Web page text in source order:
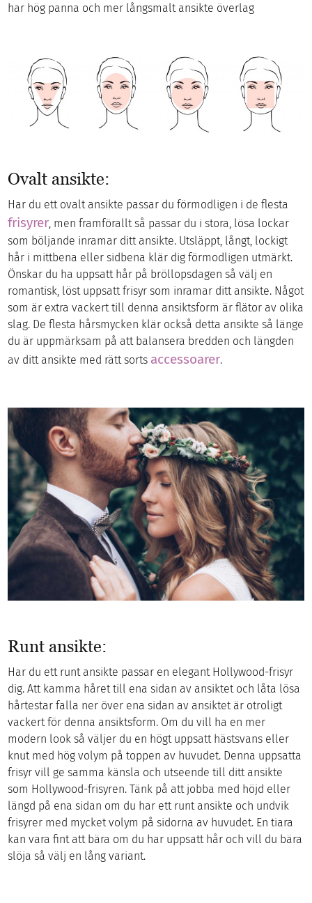
har hög panna och mer långsmalt ansikte överlag
Ovalt ansikte:
Har du ett ovalt ansikte passar du förmodligen i de flesta
frisyrer, men framförallt så passar du i stora, lösa lockar
som böljande inramar ditt ansikte. Utsläppt, långt, lockigt
hår i mittbena eller sidbena klär dig förmodligen utmärkt.
Önskar du ha uppsatt hår på bröllopsdagen så välj en
romantisk, löst uppsatt frisyr som inramar ditt ansikte. Något
som är extra vackert till denna ansiktsform är flätor av olika
slag. De flesta hårsmycken klär också detta ansikte så länge
du är uppmärksam på att balansera bredden och längden
av ditt ansikte med rätt sorts accessoarer.
Runt ansikte:
Har du ett runt ansikte passar en elegant Hollywood-frisyr
dig. Att kamma håret till ena sidan av ansiktet och låta lösa
hårtestar falla ner över ena sidan av ansiktet är otroligt
vackert för denna ansiktsform. Om du vill ha en mer
modern look så väljer du en högt uppsatt hästsvans eller
knut med hög volym på toppen av huvudet. Denna uppsatta
frisyr vill ge samma känsla och utseende till ditt ansikte
som Hollywood-frisyren. Tänk på att jobba med höjd eller
längd på ena sidan om du har ett runt ansikte och undvik
frisyrer med mycket volym på sidorna av huvudet. En tiara
kan vara fint att bära om du har uppsatt hår och vill du bära
slöja så välj en lång variant.